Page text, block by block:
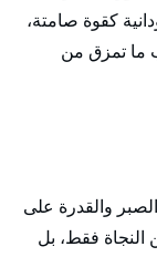
كقوة صامتة،
ما تمزق من
والقدرة على
النجاة فقط، بل